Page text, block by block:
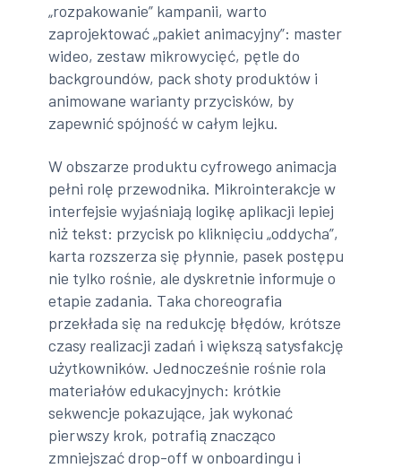
„rozpakowanie” kampanii, warto
zaprojektować „pakiet animacyjny”: master
wideo, zestaw mikrowycięć, pętle do
backgroundów, pack shoty produktów i
animowane warianty przycisków, by
zapewnić spójność w całym lejku.
W obszarze produktu cyfrowego animacja
pełni rolę przewodnika. Mikrointerakcje w
interfejsie wyjaśniają logikę aplikacji lepiej
niż tekst: przycisk po kliknięciu „oddycha”,
karta rozszerza się płynnie, pasek postępu
nie tylko rośnie, ale dyskretnie informuje o
etapie zadania. Taka choreografia
przekłada się na redukcję błędów, krótsze
czasy realizacji zadań i większą satysfakcję
użytkowników. Jednocześnie rośnie rola
materiałów edukacyjnych: krótkie
sekwencje pokazujące, jak wykonać
pierwszy krok, potrafią znacząco
zmniejszać drop-off w onboardingu i